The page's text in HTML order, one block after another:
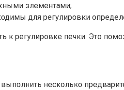
элементами;
для регулировки
к регулировке печки. Это
несколько